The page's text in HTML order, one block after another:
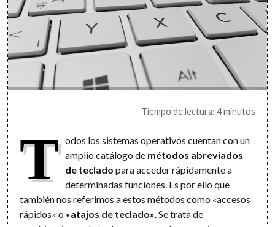
Tiempo de lectura: 4 minutos
T odos los sistemas operativos cuentan con un
amplio catálogo de métodos abreviados
de teclado para acceder rápidamente a
determinadas funciones. Es por ello que
también nos referimos a estos métodos como «accesos
rápidos» o «atajos de teclado» . Se trata de